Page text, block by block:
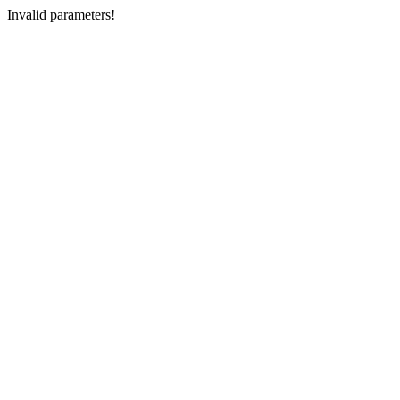
Invalid parameters!